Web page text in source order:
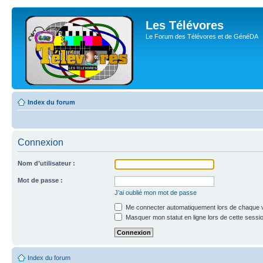
Les Télévores
Le Forum des Télévores et de GénéDA
Index du forum
Connexion
Nom d’utilisateur :
Mot de passe :
J’ai oublié mon mot de passe
Me connecter automatiquement lors de chaque
Masquer mon statut en ligne lors de cette
Index du forum